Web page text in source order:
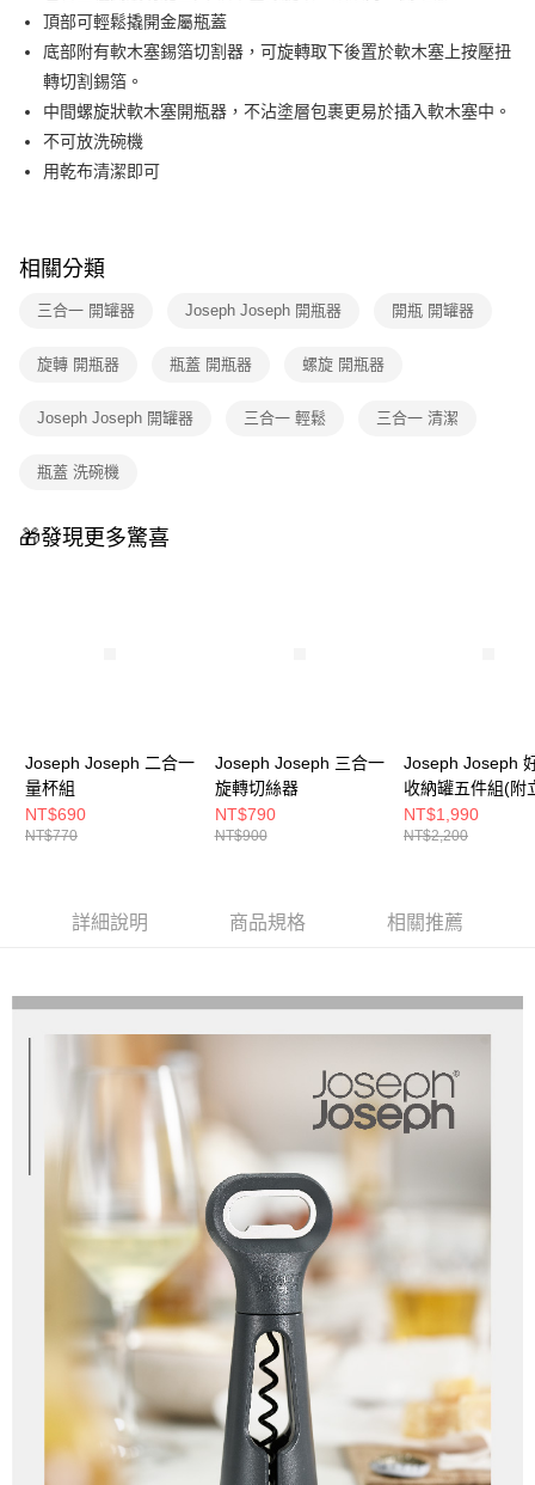
聯邦商業銀行
元大商業銀行
永豐商業銀行
玉山商業銀行
台灣樂天信用卡公司
匯豐（台灣）商業銀行
聯邦商業銀行
遠東國際商業銀行
元大商業銀行
玉山商業銀行
星展（台灣）商業銀行
台新國際商業銀行
街口支付
Google Pay
ATM付款
每筆NT$100，滿NT$999(含以上)免運費
付款後門市自取
頂部可輕鬆撬開金屬瓶蓋
底部附有軟木塞錫箔切割器，可旋轉取下後置於軟木塞上按壓扭
轉切割錫箔。
中間螺旋狀軟木塞開瓶器，不沾塗層包裹更易於插入軟木塞中。
不可放洗碗機
用乾布清潔即可
相關分類
三合一 開罐器 Joseph Joseph 開瓶器 開瓶 開罐器
旋轉 開瓶器 瓶蓋 開瓶器 螺旋 開瓶器
Joseph Joseph 開罐器 三合一 輕鬆 三合一 清潔
瓶蓋 洗碗機
🎁發現更多驚喜
Joseph Joseph 二合一
量杯組
NT$690
NT$770
Joseph Joseph 三合一
旋轉切絲器
NT$790
NT$900
Joseph Joseph
收納罐五件組(附
NT$1,990
NT$2,200
詳細說明 商品規格 相關推薦